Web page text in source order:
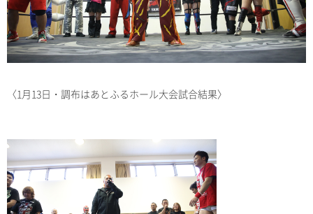
〈1月13日・調布はあとふるホール大会試合結果〉